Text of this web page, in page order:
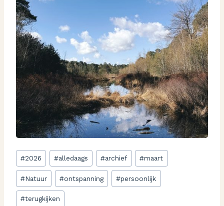
Bericht
tags:
#2026 #alledaags #archief #maart
#Natuur #ontspanning #persoonlijk
#terugkijken